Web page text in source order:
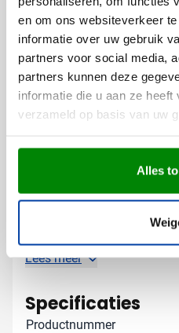
en om ons websiteverkeer
informatie over uw gebruik
partners voor social media,
partners kunnen deze
informatie die u aan ze
verzameld op basis van uw
Alles
Vooral voor autobedrijven,
autoverzekeraars is deze
om je merk te promoten bij
diensten waardeert.
Gratis digitaal
bedrukte
Wil je eerst zien hoe jouw
aan. Zo weet je precies
contact met ons op voor
graag met je mee over de
Lees meer
Specificaties
Productnummer